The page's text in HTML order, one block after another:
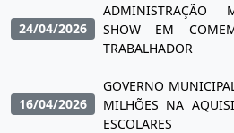
24/04/2026
ADMINISTRAÇÃO
SHOW EM
TRABALHADOR
16/04/2026
GOVERNO
MILHÕES NA
ESCOLARES